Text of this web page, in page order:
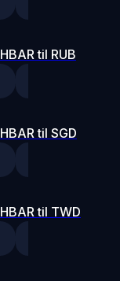
HBAR til RUB
HBAR til SGD
HBAR til TWD